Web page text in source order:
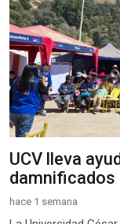
UCV lleva
damnificados
hace 1 semana